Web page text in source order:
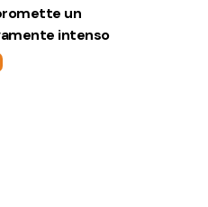
un
intenso